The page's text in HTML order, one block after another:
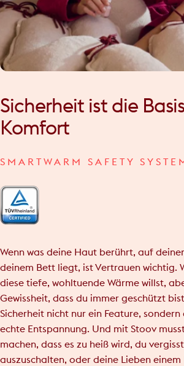
Sicherheit ist die Basis
Komfort
SMARTWARM SAFETY
Wenn was deine Haut berührt, auf
deinem Bett liegt, ist Vertrauen wichtig.
diese tiefe, wohltuende Wärme willst,
Gewissheit, dass du immer geschützt
Sicherheit nicht nur ein Feature,
echte Entspannung. Und mit Stoov
machen, dass es zu heiß wird, du
auszuschalten, oder deine Lieben einem